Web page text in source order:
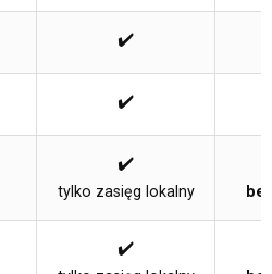
✔️
✔️
✔️
tylko zasięg lokalny
✔️